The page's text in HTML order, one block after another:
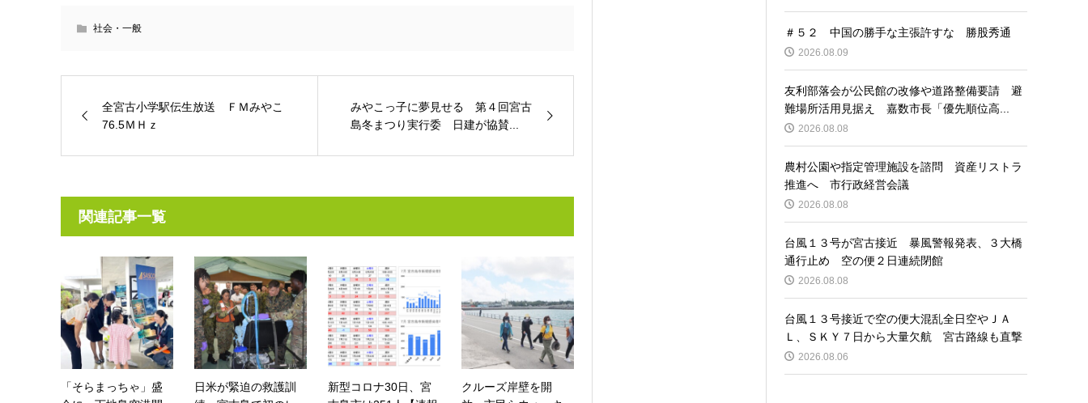
社会・一般
全宮古小学駅伝生放送 ＦＭみやこ
76.5ＭＨｚ
みやこっ子に夢見せる 第４回宮古
島冬まつり実行委 日建が協賛...
関連記事一覧
「そらまっちゃ」盛
日米が緊迫の救護訓
新型コロナ30日、宮
クルーズ岸壁を開
＃５２ 中国の勝手な主張許すな 勝股秀通
2026.08.09
友利部落会が公民館の改修や道路整備要請 避
難場所活用見据え 嘉数市長「優先順位高...
2026.08.08
農村公園や指定管理施設を諮問 資産リストラ
推進へ 市行政経営会議
2026.08.08
台風１３号が宮古接近 暴風警報発表、３大橋
通行止め 空の便２日連続閉館
2026.08.08
台風１３号接近で空の便大混乱全日空やＪＡ
Ｌ、ＳＫＹ７日から大量欠航 宮古路線も直撃
2026.08.06